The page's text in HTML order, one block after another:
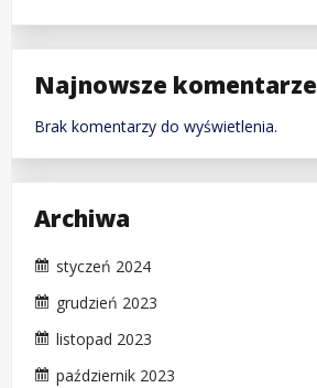
Najnowsze komentarze
Brak komentarzy do wyświetlenia.
Archiwa
styczeń 2024
grudzień 2023
listopad 2023
październik 2023